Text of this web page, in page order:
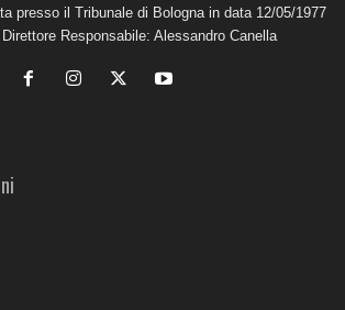
presso il Tribunale di Bologna in data 12/05/1977
Responsabile: Alessandro Canella